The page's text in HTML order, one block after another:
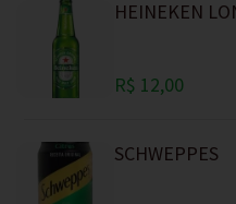
HEINEKEN
R$ 12,00
SCHWEPPES